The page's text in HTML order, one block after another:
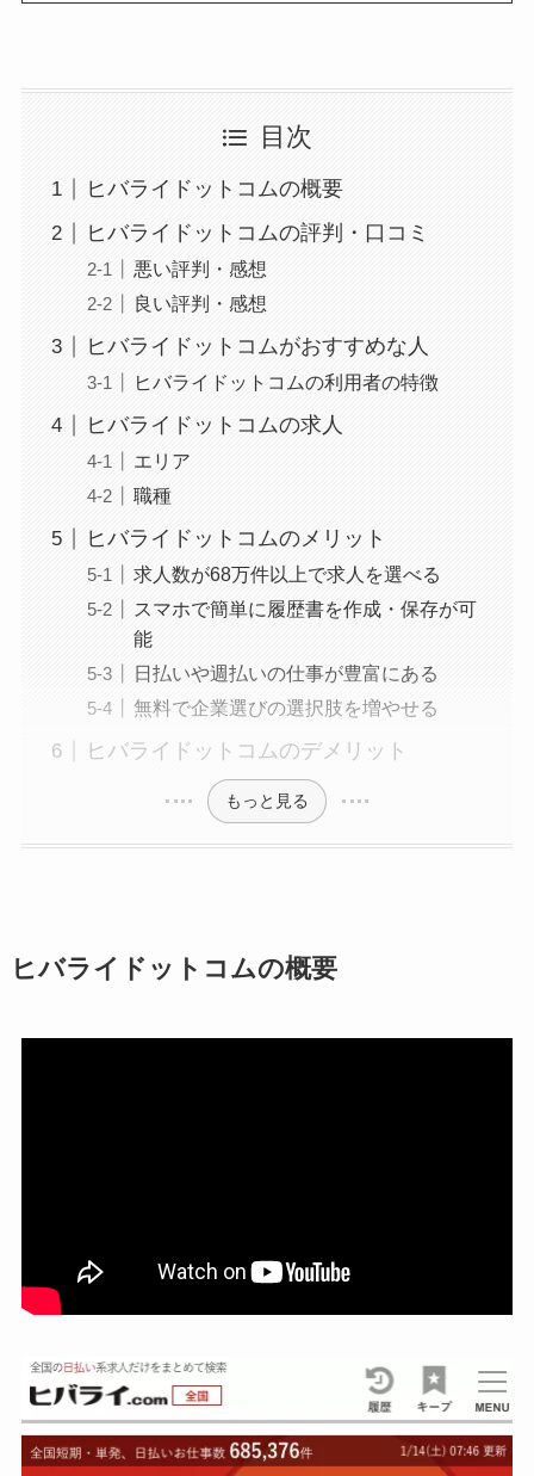
目次
ヒバライドットコムの概要
ヒバライドットコムの評判・口コミ
悪い評判・感想
良い評判・感想
ヒバライドットコムがおすすめな人
ヒバライドットコムの利用者の特徴
ヒバライドットコムの求人
エリア
職種
ヒバライドットコムのメリット
求人数が68万件以上で求人を選べる
スマホで簡単に履歴書を作成・保存が可
能
日払いや週払いの仕事が豊富にある
無料で企業選びの選択肢を増やせる
ヒバライドットコムのデメリット
もっと見る
ヒバライドットコムの概要